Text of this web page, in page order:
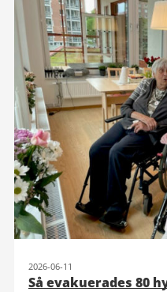
2026-06-11
Så evakuerades 80